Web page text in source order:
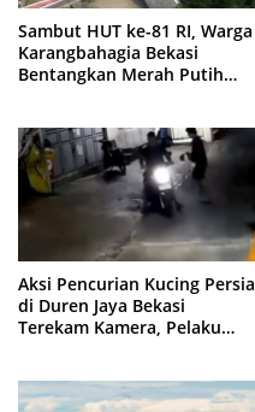
Sambut HUT ke-81 RI, Warga
Karangbahagia Bekasi
Bentangkan Merah Putih
Aksi Pencurian Kucing Persia
di Duren Jaya Bekasi
Terekam Kamera, Pelaku